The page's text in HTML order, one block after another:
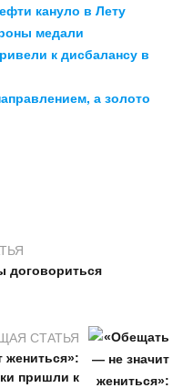
кануло в Лету
медали
к дисбалансу в
а золото
договориться
СТАТЬЯ
жениться»:
пришли к